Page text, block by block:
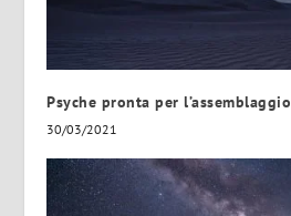
Psyche pronta per l’assemblaggio
30/03/2021